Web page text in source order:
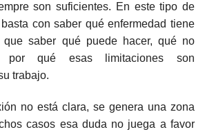
son suficientes. En este tipo de
con saber qué enfermedad tiene
que saber qué puede hacer, qué no
qué esas limitaciones son
trabajo.
no está clara, se genera una zona
casos esa duda no juega a favor